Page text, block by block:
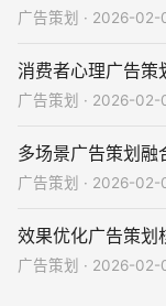
广告策划 · 2026-02-
消费者心理广告策
广告策划 · 2026-02-
多场景广告策划融
广告策划 · 2026-02-
效果优化广告策划
广告策划 · 2026-02-